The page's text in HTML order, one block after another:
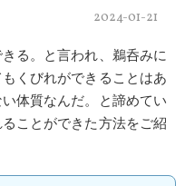
2024-01-21
る。と言われ、鵜呑みに
くびれができることはあ
体質なんだ。と諦めてい
ことができた方法をご紹